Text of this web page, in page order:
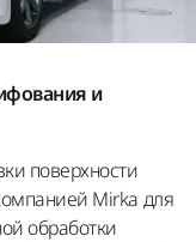
и
поверхности
Mirka для
обработки